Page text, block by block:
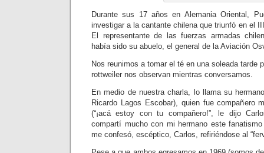
Durante sus 17 años en Alemania Oriental,
investigar a la cantante chilena que triunfó en el
El representante de las fuerzas armadas
había sido su abuelo, el general de la Aviación
Nos reunimos a tomar el té en una soleada tarde
rottweiler nos observan mientras conversamos.
En medio de nuestra charla, lo llama su
Ricardo Lagos Escobar), quien fue compañero
(“¡acá estoy con tu compañero!”, le dijo
compartí mucho con mi hermano este
me confesó, escéptico, Carlos, refiriéndose al